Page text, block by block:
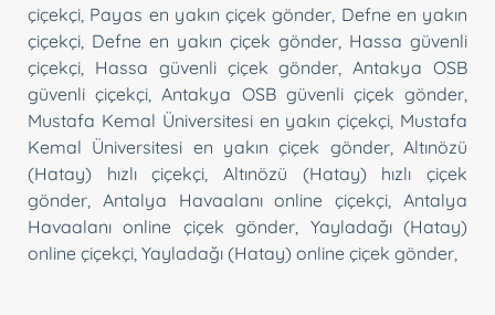
çiçekçi Payas en yakın çiçek gönder Defne en yakın
çiçekçi Defne en yakın çiçek gönder Hassa güvenli
çiçekçi
Hassa güvenli çiçek gönder ,Antakya OSB
güvenli çiçekçi ,Antakya OSB güvenli çiçek gönder
Mustafa Kemal Üniversitesi en yakın çiçekçi Mustafa
Kemal Üniversitesi en yakın çiçek gönder,Altınözü
(Hatay) hızlı çiçekçi ,Altınözü (Hatay) hızlı çiçek
gönder
Antalya Havaalanı online çiçekçi ,Antalya
Havaalanı online çiçek gönder
Yayladağı (Hatay)
online çiçekçi Yayladağı (Hatay) online çiçek gönder